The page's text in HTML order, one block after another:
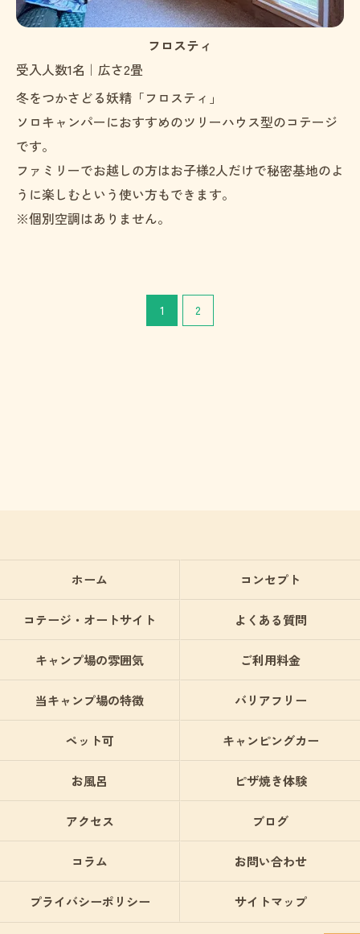
フロスティ
受入人数1名｜広さ2畳
冬をつかさどる妖精「フロスティ」
ソロキャンパーにおすすめのツリーハウス型のコテージ
です。
ファミリーでお越しの方はお子様2人だけで秘密基地のよ
うに楽しむという使い方もできます。
※個別空調はありません。
1 2
ホーム コンセプト
コテージ・オートサイト よくある質問
キャンプ場の雰囲気 ご利用料金
当キャンプ場の特徴 バリアフリー
ペット可 キャンピングカー
お風呂 ピザ焼き体験
アクセス ブログ
コラム お問い合わせ
プライバシーポリシー サイトマップ